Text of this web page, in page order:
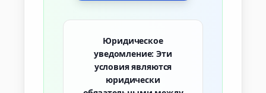
Юридическое
уведомление: Эти
условия являются
юридически